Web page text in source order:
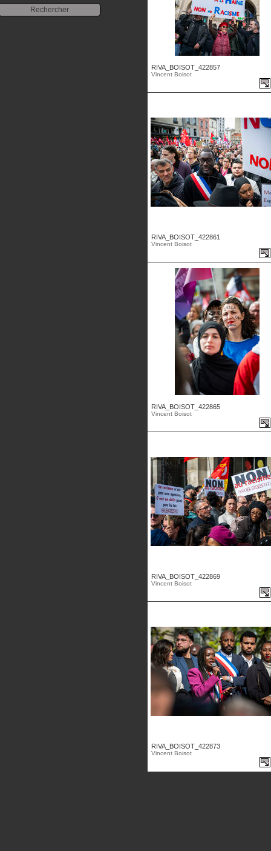
RIVA_BOISOT_422857
Vincent Boisot
RIVA_BOISOT_422861
Vincent Boisot
RIVA_BOISOT_422865
Vincent Boisot
RIVA_BOISOT_422869
Vincent Boisot
RIVA_BOISOT_422873
Vincent Boisot